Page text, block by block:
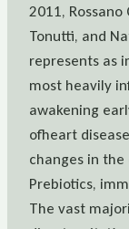
2011,
Tonutti, and
represents as
most heavily
awakening
ofheart
changes in the
Prebiotics,
The vast